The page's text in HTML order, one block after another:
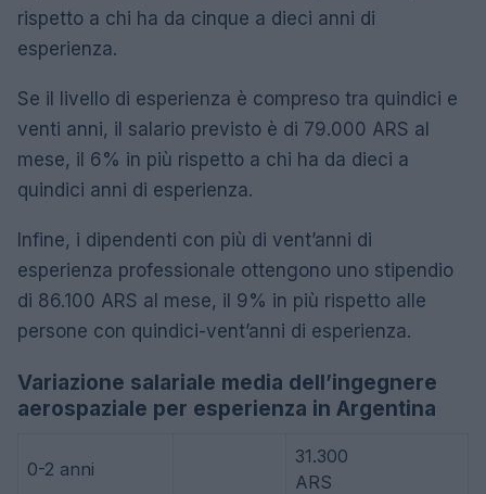
rispetto a chi ha da cinque a dieci anni di
esperienza.
Se il livello di esperienza è compreso tra quindici e
venti anni, il salario previsto è di 79.000 ARS al
mese, il 6% in più rispetto a chi ha da dieci a
quindici anni di esperienza.
Infine, i dipendenti con più di vent’anni di
esperienza professionale ottengono uno stipendio
di 86.100 ARS al mese, il 9% in più rispetto alle
persone con quindici-vent’anni di esperienza.
Variazione salariale media dell’ingegnere
aerospaziale per esperienza in Argentina
0-2 anni
31.300
ARS